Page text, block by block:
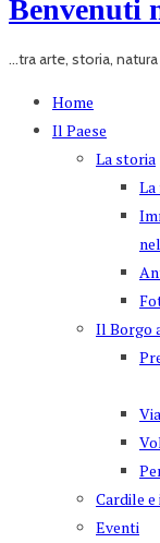
Benvenuti
...tra arte, storia,
Home
Il Paese
La storia
La
Il Borgo
Cardile e
Eventi